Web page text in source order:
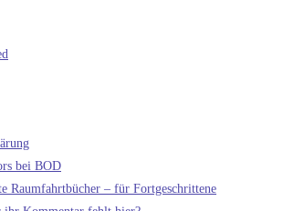
bei BOD
Raumfahrtbücher – für Fortgeschrittene